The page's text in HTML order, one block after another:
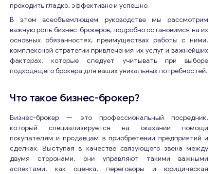
проходить гладко, эффективно и успешно.
В этом всеобъемлющем руководстве мы рассмотрим
важную роль бизнес-брокеров, подробно остановимся на их
основных обязанностях, преимуществах работы с ними,
комплексной стратегии привлечения их услуг и важнейших
факторах, которые следует учитывать при выборе
подходящего брокера для ваших уникальных потребностей.
Что такое бизнес-брокер?
Бизнес-брокер — это профессиональный посредник,
который специализируется на оказании помощи
покупателям и продавцам в приобретении предприятий и
сделках. Выступая в качестве связующего звена между
двумя сторонами, они управляют такими важными
аспектами, как оценка, переговоры и юридическая